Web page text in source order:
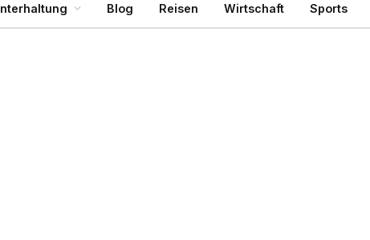
Blog Reisen Wirtschaft Sports